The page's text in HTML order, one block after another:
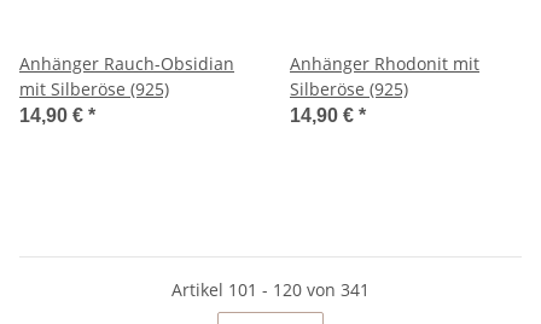
Anhänger Rauch-Obsidian
mit Silberöse (925)
14,90 € *
Anhänger Rhodonit mit
Silberöse (925)
14,90 € *
Artikel 101 - 120 von 341